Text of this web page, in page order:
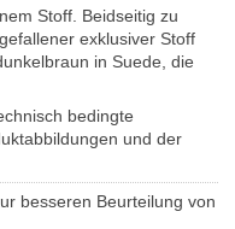
Stoff. Beidseitig zu
exklusiver Stoff
in Suede, die
bedingte
und der
besseren Beurteilung von